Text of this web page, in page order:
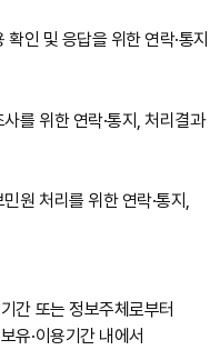
인 및 응답을 위한 연락·통지
를 위한 연락·통지, 처리결과
원 처리를 위한 연락·통지,
간 또는 정보주체로부터
유·이용기간 내에서